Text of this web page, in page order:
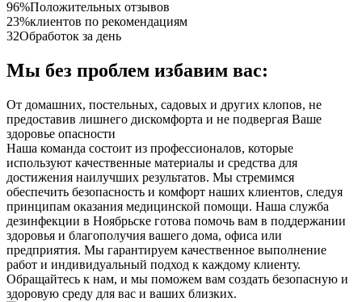
96%Положительных отзывов
23%клиентов по рекомендациям
32Обработок за день
Мы без проблем избавим вас:
От домашних, постельных, садовых и других клопов, не
предоставив лишнего дискомфорта и не подвергая Ваше
здоровье опасности
Наша команда состоит из профессионалов, которые
используют качественные материалы и средства для
достижения наилучших результатов. Мы стремимся
обеспечить безопасность и комфорт наших клиентов, следуя
принципам оказания медицинской помощи. Наша служба
дезинфекции в Ноябрьске готова помочь вам в поддержании
здоровья и благополучия вашего дома, офиса или
предприятия. Мы гарантируем качественное выполнение
работ и индивидуальный подход к каждому клиенту.
Обращайтесь к нам, и мы поможем вам создать безопасную и
здоровую среду для вас и ваших близких.